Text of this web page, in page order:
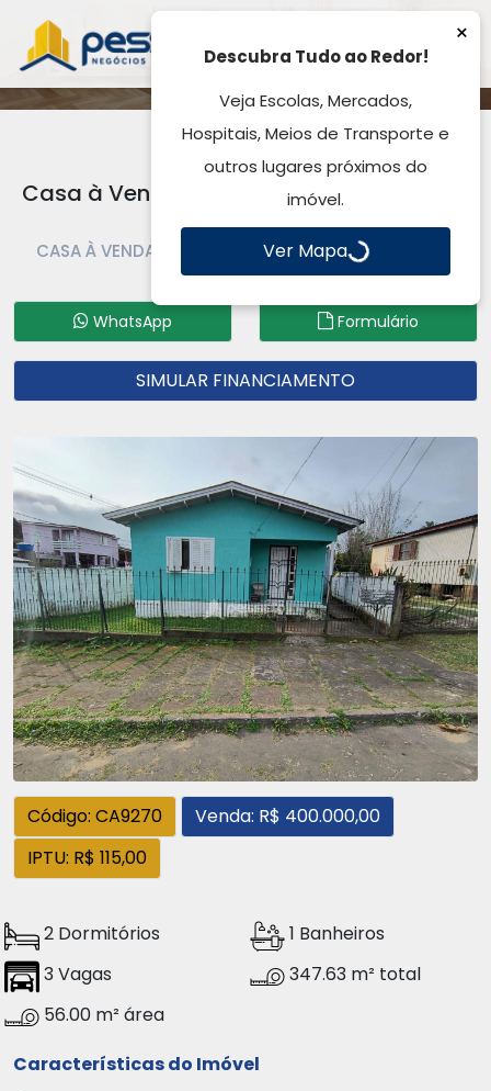
Casa à Venda, Salgado Filho - Gravataí,
RS
CASA À VENDA | CASA | GRAVATAÍ | SALGADO FILHO
Código: CA9270
WhatsApp Formulário
SIMULAR FINANCIAMENTO
Código: CA9270
Venda: R$ 400.000,00
IPTU: R$ 115,00
2 Dormitórios
1 Banheiros
3 Vagas
347.63 m² total
56.00 m² área
Características do Imóvel
×
Descubra Tudo ao Redor!
Veja Escolas, Mercados,
Hospitais, Meios de Transporte e
outros lugares próximos do
imóvel.
Ver Mapa